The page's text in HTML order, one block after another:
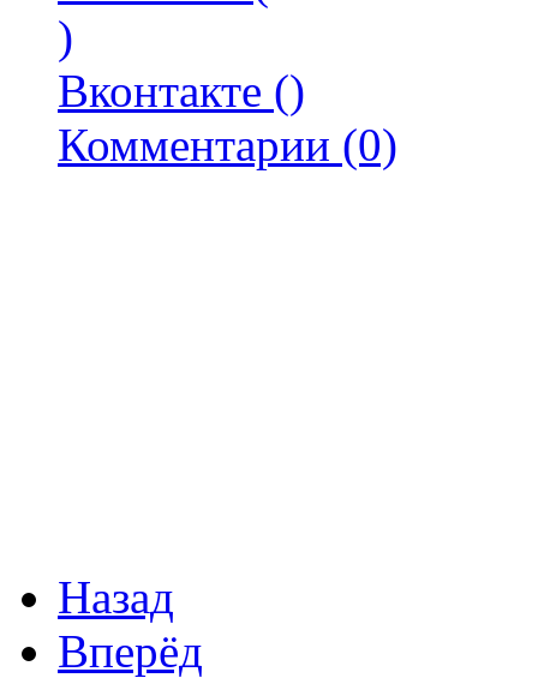
)
Вконтакте ()
Комментарии (0)
Назад
Вперёд